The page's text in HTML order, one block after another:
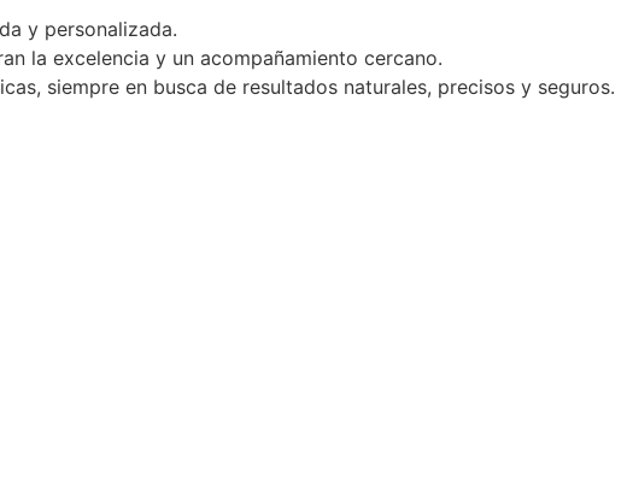
y personalizada.
la excelencia y un acompañamiento cercano.
siempre en busca de resultados naturales, precisos y seguros.